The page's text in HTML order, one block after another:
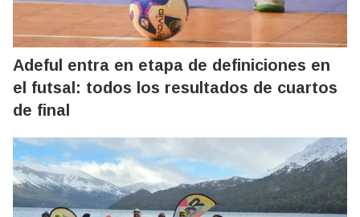
Adeful entra en etapa de definiciones en
el futsal: todos los resultados de cuartos
de final